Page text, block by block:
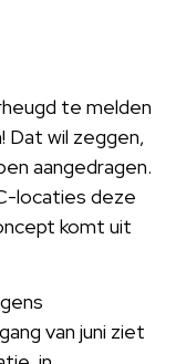
te melden
Dat wil zeggen,
aangedragen.
locaties deze
komt uit
van juni ziet